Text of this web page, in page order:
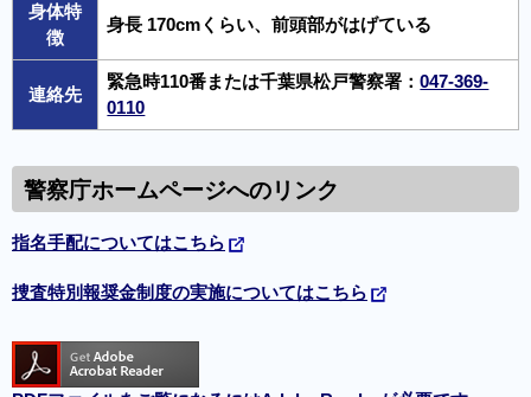
身体特
徴
身長 170cmくらい、前頭部がはげている
連絡先
緊急時110番または千葉県松戸警察署：047-369-
0110
警察庁ホームページへのリンク
指名手配についてはこちら
捜査特別報奨金制度の実施についてはこちら